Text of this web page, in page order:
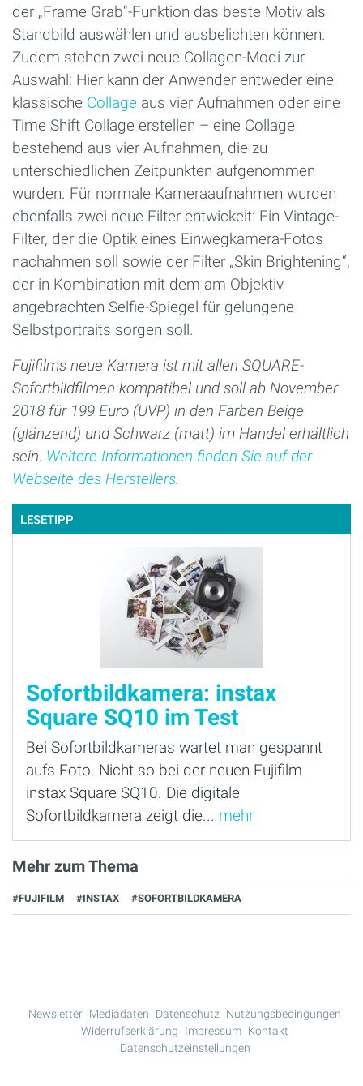
der „Frame Grab“-Funktion das beste Motiv als
Standbild auswählen und ausbelichten können.
Zudem stehen zwei neue Collagen-Modi zur
Auswahl: Hier kann der Anwender entweder eine
klassische Collage aus vier Aufnahmen oder eine
Time Shift Collage erstellen – eine Collage
bestehend aus vier Aufnahmen, die zu
unterschiedlichen Zeitpunkten aufgenommen
wurden. Für normale Kameraaufnahmen wurden
ebenfalls zwei neue Filter entwickelt: Ein Vintage-
Filter, der die Optik eines Einwegkamera-Fotos
nachahmen soll sowie der Filter „Skin Brightening“,
der in Kombination mit dem am Objektiv
angebrachten Selfie-Spiegel für gelungene
Selbstportraits sorgen soll.
Fujifilms neue Kamera ist mit allen SQUARE-
Sofortbildfilmen kompatibel und soll ab November
2018 für 199 Euro (UVP) in den Farben Beige
(glänzend) und Schwarz (matt) im Handel erhältlich
sein. Weitere Informationen finden Sie auf der
Webseite des Herstellers.
LESETIPP
Sofortbildkamera: instax
Square SQ10 im Test
Bei Sofortbildkameras wartet man gespannt
aufs Foto. Nicht so bei der neuen Fujifilm
instax Square SQ10. Die digitale
Sofortbildkamera zeigt die... mehr
Mehr zum Thema
#FUJIFILM #INSTAX #SOFORTBILDKAMERA
Newsletter Mediadaten Datenschutz
Nutzungsbedingungen
Widerrufserklärung
Impressum Kontakt
Datenschutzeinstellungen